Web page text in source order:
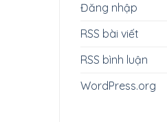
Đăng nhập
RSS bài viết
RSS bình luận
WordPress.org